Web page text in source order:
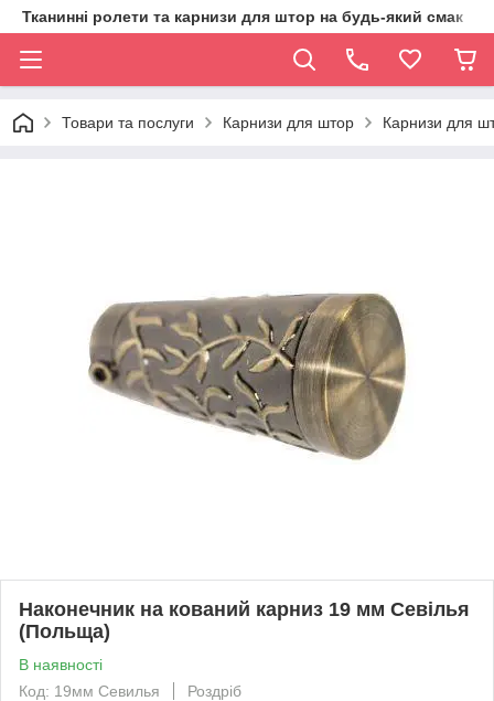
Тканинні ролети та карнизи для штор на будь-який смак
Товари та послуги Карнизи для штор Карнизи для
Наконечник на кований карниз 19 мм Севілья
(Польща)
В наявності
Код: 19мм Севилья
Роздріб